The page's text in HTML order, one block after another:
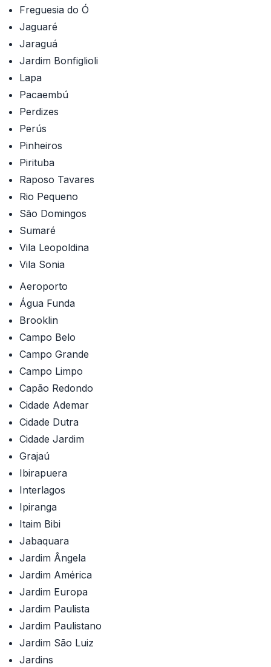
Freguesia do Ó
Jaguaré
Jaraguá
Jardim Bonfiglioli
Lapa
Pacaembú
Perdizes
Perús
Pinheiros
Pirituba
Raposo Tavares
Rio Pequeno
São Domingos
Sumaré
Vila Leopoldina
Vila Sonia
Aeroporto
Água Funda
Brooklin
Campo Belo
Campo Grande
Campo Limpo
Capão Redondo
Cidade Ademar
Cidade Dutra
Cidade Jardim
Grajaú
Ibirapuera
Interlagos
Ipiranga
Itaim Bibi
Jabaquara
Jardim Ângela
Jardim América
Jardim Europa
Jardim Paulista
Jardim Paulistano
Jardim São Luiz
Jardins